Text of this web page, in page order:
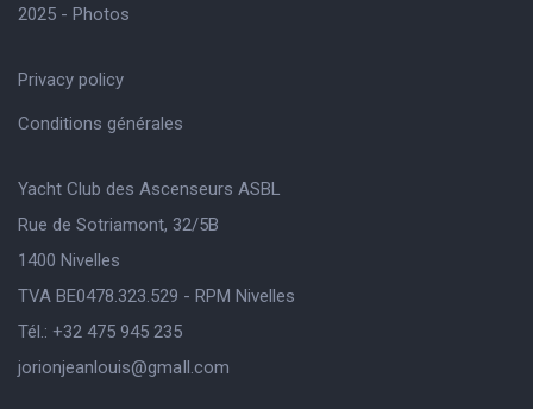
2025 - Photos
Privacy policy
Conditions générales
Yacht Club des Ascenseurs ASBL
Rue de Sotriamont, 32/5B
1400 Nivelles
TVA BE0478.323.529 - RPM Nivelles
Tél.: +32 475 945 235
jorionjeanlouis@gmaIl.com